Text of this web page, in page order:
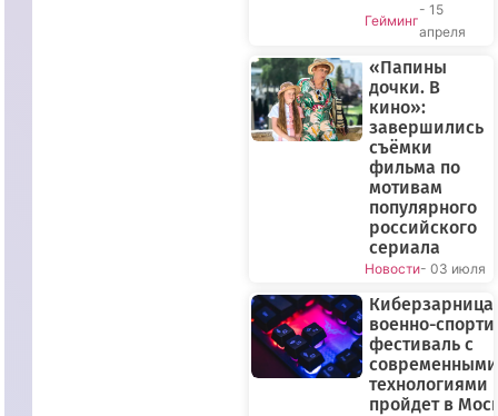
Гейминг
- 15
апреля
«Папины
дочки. В
кино»:
завершились
съёмки
фильма по
мотивам
популярного
российского
сериала
Новости- 03 июля
военно-
фестиваль с
современными
технологиями
пройдет в